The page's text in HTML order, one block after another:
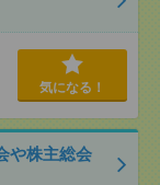
気になる！
や株主総会